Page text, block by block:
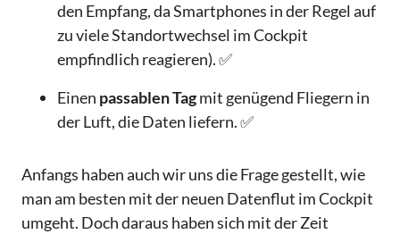
den Empfang, da Smartphones in der Regel auf
zu viele Standortwechsel im Cockpit
empfindlich reagieren). ✅
Einen passablen Tagmit genügend Fliegern in
der Luft, die Daten liefern. ✅
Anfangs haben auch wir uns die Frage gestellt, wie
man am besten mit der neuen Datenflut im Cockpit
umgeht. Doch daraus haben sich mit der Zeit